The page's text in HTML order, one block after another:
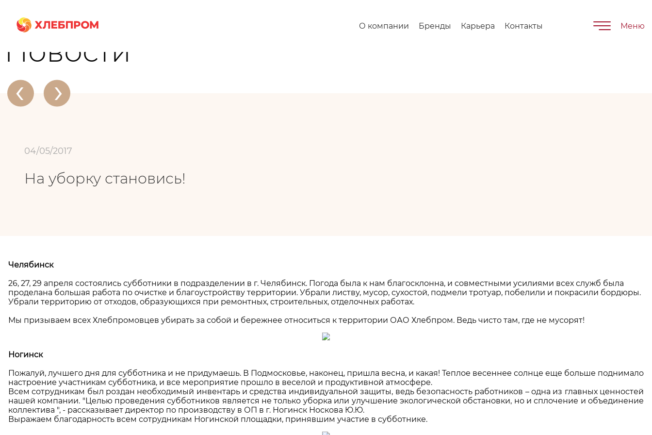
О компании Бренды Карьера Контакты Меню
Главная О компании Новости
Новости
‹ ›
04/05/2017
На уборку становись!
Челябинск
26, 27, 29 апреля состоялись субботники в подразделении в г. Челябинск. Погода была к нам благосклонна, и совместными усилиями всех служб была
проделана большая работа по очистке и благоустройству территории. Убрали листву, мусор, сухостой, подмели тротуар, побелили и покрасили бордюры.
Убрали территорию от отходов, образующихся при ремонтных, строительных, отделочных работах.
Мы призываем всех Хлебпромовцев убирать за собой и бережнее относиться к территории ОАО Хлебпром. Ведь чисто там, где не мусорят!
Ногинск
Пожалуй, лучшего дня для субботника и не придумаешь. В Подмосковье, наконец, пришла весна, и какая! Теплое весеннее солнце еще больше поднимало
настроение участникам субботника, и все мероприятие прошло в веселой и продуктивной атмосфере.
Всем сотрудникам был роздан необходимый инвентарь и средства индивидуальной защиты, ведь безопасность работников – одна из главных ценностей
нашей компании. "Целью проведения субботников является не только уборка или улучшение экологической обстановки, но и сплочение и объединение
коллектива ", - рассказывает директор по производству в ОП в г. Ногинск Носкова Ю.Ю.
Выражаем благодарность всем сотрудникам Ногинской площадки, принявшим участие в субботнике.